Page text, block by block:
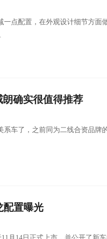
点配置，在外观设计细节方面
确实很值得推荐
车了，之前同为二线合资品牌
配置曝光